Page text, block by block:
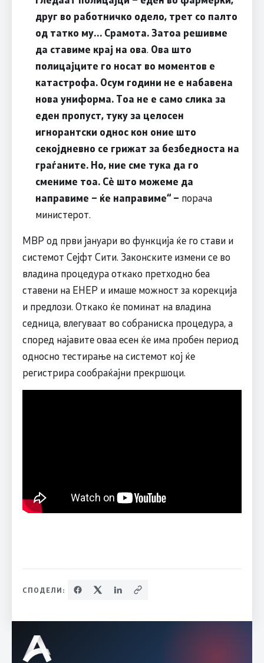
друг во работничко одело, трет со палто
од татко му… Срамота. Затоа решивме
да ставиме крај на ова. Ова што
полицајците го носат во моментов е
катастрофа. Осум години не е набавена
нова униформа. Тоа не е само слика за
еден пропуст, туку за целосен
игнорантски однос кон оние што
секојдневно се грижат за безбедноста на
граѓаните. Но, ние сме тука да го
смениме тоа. Сѐ што можеме да
направиме – ќе направиме“ – порача
министерот.
МВР од први јануари во функција ќе го стави и
системот Сејфт Сити. Законските измени се во
владина процедура откако претходно беа
ставени на ЕНЕР и имаше можност за корекција
и предлози. Откако ќе поминат на владина
седница, влегуваат во собраниска процедура, а
според најавите оваа есен ќе има пробен период
односно тестирање на системот кој ќе
регистрира сообраќајни прекршоци.
СПОДЕЛИ: